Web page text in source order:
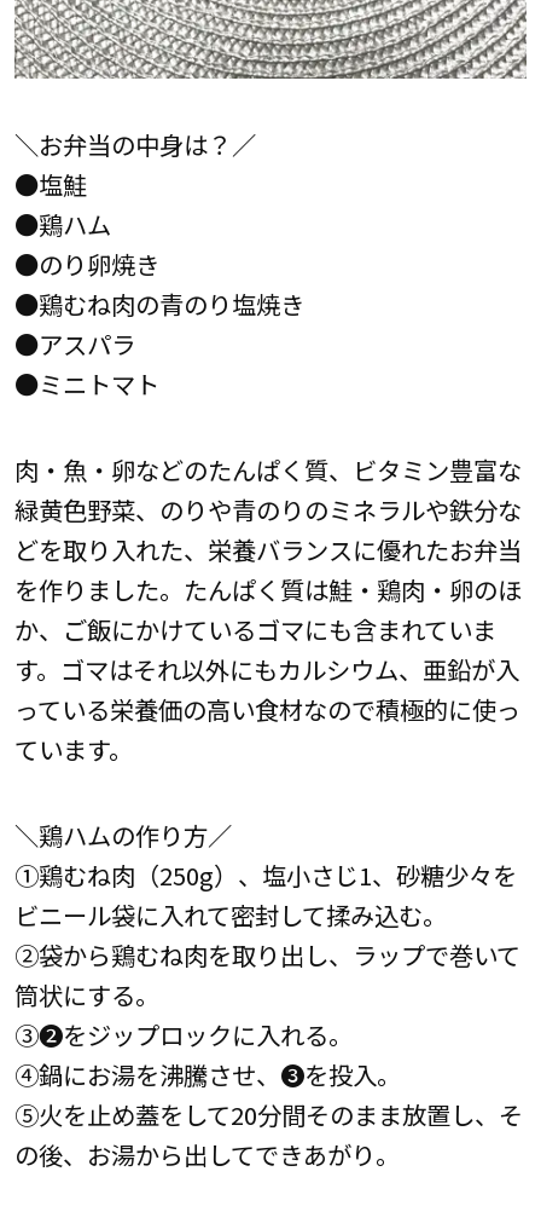
＼お弁当の中身は？／
●塩鮭
●鶏ハム
●のり卵焼き
●鶏むね肉の青のり塩焼き
●アスパラ
●ミニトマト
肉・魚・卵などのたんぱく質、ビタミン豊富な
緑黄色野菜、のりや青のりのミネラルや鉄分な
どを取り入れた、栄養バランスに優れたお弁当
を作りました。たんぱく質は鮭・鶏肉・卵のほ
か、ご飯にかけているゴマにも含まれていま
す。ゴマはそれ以外にもカルシウム、亜鉛が入
っている栄養価の高い食材なので積極的に使っ
ています。
＼鶏ハムの作り方／
①鶏むね肉（250g）、塩小さじ1、砂糖少々を
ビニール袋に入れて密封して揉み込む。
②袋から鶏むね肉を取り出し、ラップで巻いて
筒状にする。
③❷をジップロックに入れる。
④鍋にお湯を沸騰させ、➌を投入。
⑤火を止め蓋をして20分間そのまま放置し、そ
の後、お湯から出してできあがり。